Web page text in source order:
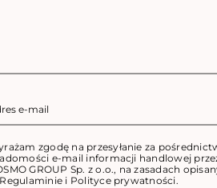
zgodę na przesyłanie za
e-mail informacji handlowej
GROUP Sp. z o.o., na zasadach
Regulaminie i Polityce prywatności.